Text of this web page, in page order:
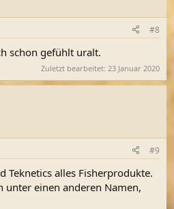
#8
schon gefühlt uralt.
Zuletzt bearbeitet: 23 Januar 2020
#9
Teknetics alles Fisherprodukte.
unter einen anderen Namen,